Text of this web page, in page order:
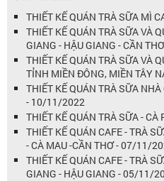
THIẾT KẾ QUÁN TRÀ SỮA MÌ
THIẾT KẾ QUÁN TRÀ SỮA VÀ
GIANG - HẬU GIANG - CẦN
THIẾT KẾ QUÁN TRÀ SỮA VÀ
TỈNH MIỀN ĐÔNG, MIỀN TÂY
THIẾT KẾ QUÁN TRÀ SỮA
- 10/11/2022
THIẾT KẾ QUÁN TRÀ SỮA -
THIẾT KẾ QUÁN CAFE - TRÀ
- CÀ MAU -CẦN THƠ - 07/11/
THIẾT KẾ QUÁN CAFE - TRÀ
GIANG - HẬU GIANG - 05/11/